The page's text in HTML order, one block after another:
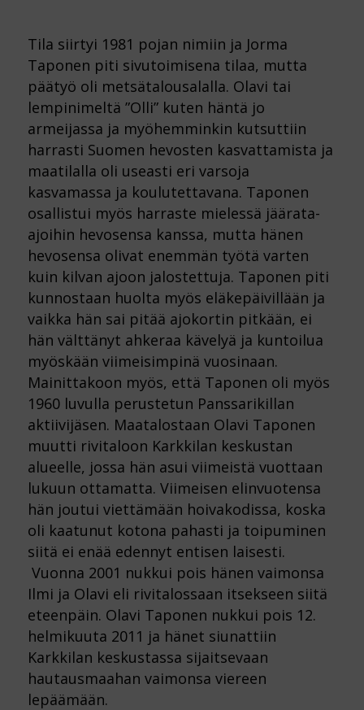
Tila siirtyi 1981 pojan nimiin ja Jorma
Taponen piti sivutoimisena tilaa, mutta
päätyö oli metsätalousalalla. Olavi tai
lempinimeltä ”Olli” kuten häntä jo
armeijassa ja myöhemminkin kutsuttiin
harrasti Suomen hevosten kasvattamista ja
maatilalla oli useasti eri varsoja
kasvamassa ja koulutettavana. Taponen
osallistui myös harraste mielessä jäärata-
ajoihin hevosensa kanssa, mutta hänen
hevosensa olivat enemmän työtä varten
kuin kilvan ajoon jalostettuja. Taponen piti
kunnostaan huolta myös eläkepäivillään ja
vaikka hän sai pitää ajokortin pitkään, ei
hän välttänyt ahkeraa kävelyä ja kuntoilua
myöskään viimeisimpinä vuosinaan.
Mainittakoon myös, että Taponen oli myös
1960 luvulla perustetun Panssarikillan
aktiivijäsen. Maatalostaan Olavi Taponen
muutti rivitaloon Karkkilan keskustan
alueelle, jossa hän asui viimeistä vuottaan
lukuun ottamatta. Viimeisen elinvuotensa
hän joutui viettämään hoivakodissa, koska
oli kaatunut kotona pahasti ja toipuminen
siitä ei enää edennyt entisen laisesti.
Vuonna 2001 nukkui pois hänen vaimonsa
Ilmi ja Olavi eli rivitalossaan itsekseen siitä
eteenpäin. Olavi Taponen nukkui pois 12.
helmikuuta 2011 ja hänet siunattiin
Karkkilan keskustassa sijaitsevaan
hautausmaahan vaimonsa viereen
lepäämään.